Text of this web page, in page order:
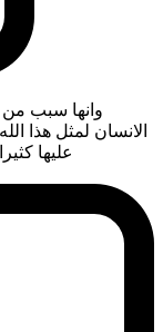
وانها سبب من
الانسان لمثل هذا
عليها